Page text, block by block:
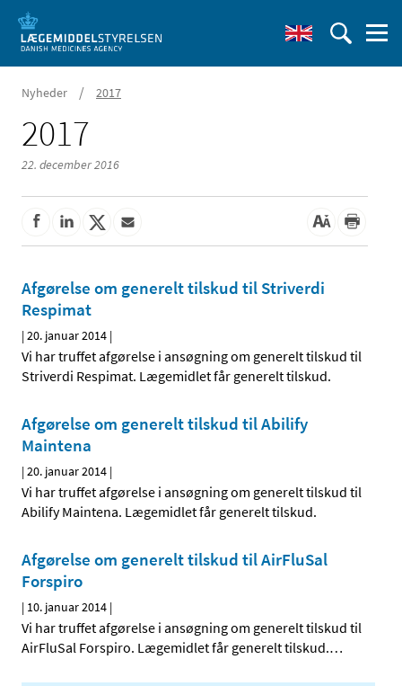
Nyheder / 2017
2017
22. december 2016
Afgørelse om generelt tilskud til Striverdi
Respimat
|20. januar 2014 |
Vi har truffet afgørelse i ansøgning om generelt tilskud til
Striverdi Respimat. Lægemidlet får generelt tilskud.
Afgørelse om generelt tilskud til Abilify
Maintena
|20. januar 2014 |
Vi har truffet afgørelse i ansøgning om generelt tilskud til
Abilify Maintena. Lægemidlet får generelt tilskud.
Afgørelse om generelt tilskud til AirFluSal
Forspiro
| 10. januar 2014 |
Vi har truffet afgørelse i ansøgning om generelt tilskud til
AirFluSal Forspiro. Lægemidlet får generelt tilskud.…